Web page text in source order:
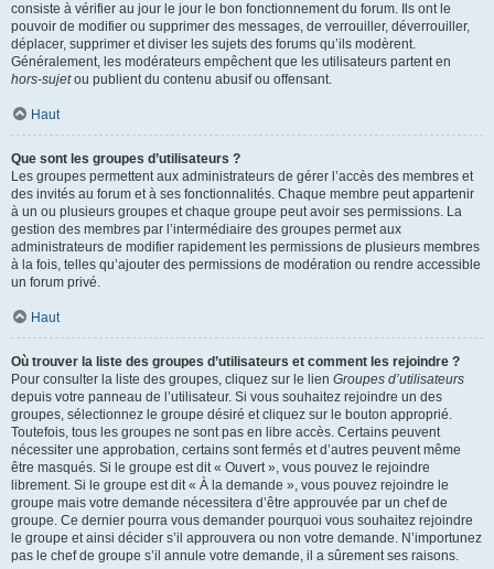
consiste à vérifier au jour le jour le bon fonctionnement du forum. Ils ont le
pouvoir de modifier ou supprimer des messages, de verrouiller, déverrouiller,
déplacer, supprimer et diviser les sujets des forums qu’ils modèrent.
Généralement, les modérateurs empêchent que les utilisateurs partent en
hors-sujetou publient du contenu abusif ou offensant.
Haut
Que sont les groupes d’utilisateurs ?
Les groupes permettent aux administrateurs de gérer l’accès des membres et
des invités au forum et à ses fonctionnalités. Chaque membre peut appartenir
à un ou plusieurs groupes et chaque groupe peut avoir ses permissions. La
gestion des membres par l’intermédiaire des groupes permet aux
administrateurs de modifier rapidement les permissions de plusieurs membres
à la fois, telles qu’ajouter des permissions de modération ou rendre accessible
un forum privé.
Haut
Où trouver la liste des groupes d’utilisateurs et comment les rejoindre ?
Pour consulter la liste des groupes, cliquez sur le lien Groupes d’utilisateurs
depuis votre panneau de l’utilisateur. Si vous souhaitez rejoindre un des
groupes, sélectionnez le groupe désiré et cliquez sur le bouton approprié.
Toutefois, tous les groupes ne sont pas en libre accès. Certains peuvent
nécessiter une approbation, certains sont fermés et d’autres peuvent même
être masqués. Si le groupe est dit « Ouvert », vous pouvez le rejoindre
librement. Si le groupe est dit « À la demande », vous pouvez rejoindre le
groupe mais votre demande nécessitera d’être approuvée par un chef de
groupe. Ce dernier pourra vous demander pourquoi vous souhaitez rejoindre
le groupe et ainsi décider s’il approuvera ou non votre demande. N’importunez
pas le chef de groupe s’il annule votre demande, il a sûrement ses raisons.